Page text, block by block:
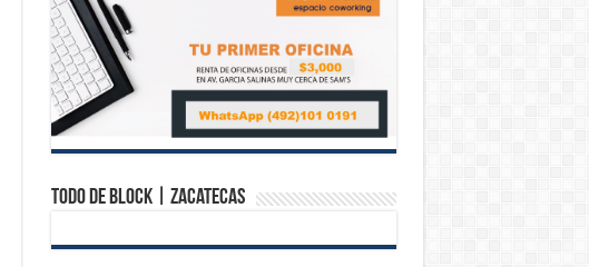
Todo de Block | Zacatecas